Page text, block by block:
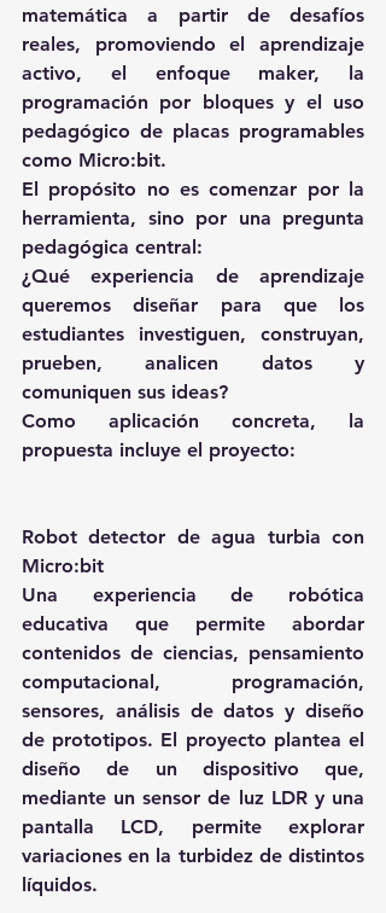
matemática a partir de desafíos
reales, promoviendo el aprendizaje
activo, el enfoque maker, la
programación por bloques y el uso
pedagógico de placas programables
como Micro:bit.
El propósito no es comenzar por la
herramienta, sino por una pregunta
pedagógica central:
¿Qué experiencia de aprendizaje
queremos diseñar para que los
estudiantes investiguen, construyan,
prueben, analicen datos y
comuniquen sus ideas?
Como aplicación concreta, la
propuesta incluye el proyecto:
Robot detector de agua turbia con
Micro:bit
Una experiencia de robótica
educativa que permite abordar
contenidos de ciencias, pensamiento
computacional, programación,
sensores, análisis de datos y diseño
de prototipos. El proyecto plantea el
diseño de un dispositivo que,
mediante un sensor de luz LDR y una
pantalla LCD, permite explorar
variaciones en la turbidez de distintos
líquidos.